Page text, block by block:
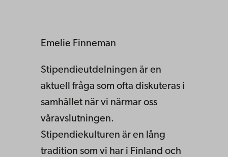
Emelie Finneman
Stipendieutdelningen är en
aktuell fråga som ofta diskuteras i
samhället när vi närmar oss
våravslutningen.
Stipendiekulturen är en lång
tradition som vi har i Finland och